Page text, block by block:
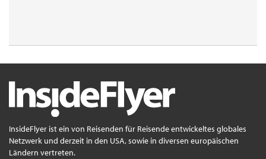
InsideFlyer ist ein von Reisenden für Reisende entwickeltes globales
Netzwerk und derzeit in den USA, sowie in diversen europäischen
Ländern vertreten.